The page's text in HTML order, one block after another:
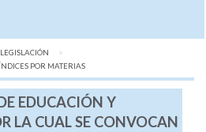
LEGISLACIÓN
AQUÍ:
ÍNDICES POR MATERIAS
EDUCACIÓN Y
LA CUAL SE CONVOCAN